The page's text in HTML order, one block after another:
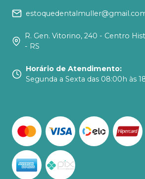
R. Gen. Vitorino, 240 - Centro
- RS
Horário de Atendimento:
Segunda a Sexta das 08:00h às